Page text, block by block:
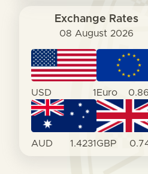
Exchange Rates
08 August 2026
USD 1 Euro
AUD 1.4231GBP